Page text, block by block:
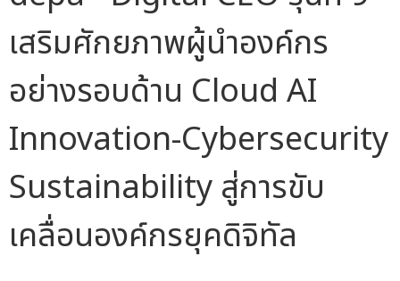
เสริมศักยภาพผู้นำองค์กร
อย่างรอบด้าน Cloud AI
Innovation-Cybersecurity
Sustainability สู่การขับ
เคลื่อนองค์กรยุคดิจิทัล